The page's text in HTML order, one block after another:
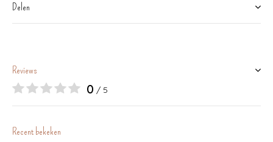
Delen
Reviews
0 / 5
Recent bekeken